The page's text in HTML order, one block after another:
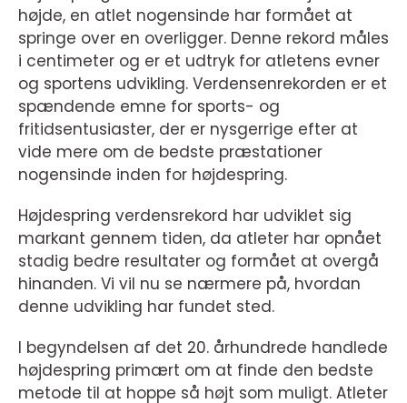
højde, en atlet nogensinde har formået at
springe over en overligger. Denne rekord måles
i centimeter og er et udtryk for atletens evner
og sportens udvikling. Verdensenrekorden er et
spændende emne for sports- og
fritidsentusiaster, der er nysgerrige efter at
vide mere om de bedste præstationer
nogensinde inden for højdespring.
Højdespring verdensrekord har udviklet sig
markant gennem tiden, da atleter har opnået
stadig bedre resultater og formået at overgå
hinanden. Vi vil nu se nærmere på, hvordan
denne udvikling har fundet sted.
I begyndelsen af det 20. århundrede handlede
højdespring primært om at finde den bedste
metode til at hoppe så højt som muligt. Atleter